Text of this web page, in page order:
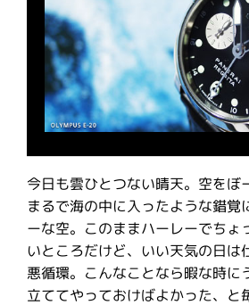
今日も雲ひとつない晴天。空をぼ
まるで海の中に入ったような錯覚
ーな空。このままハーレーでちょ
いところだけど、いい天気の日は
悪循環。こんなことなら暇な時に
立ててやっておけばよかった、と